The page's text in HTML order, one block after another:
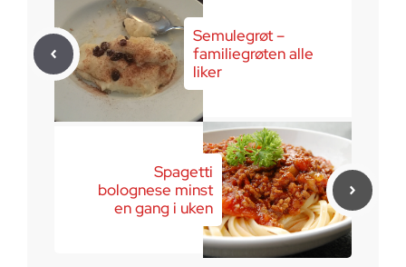
Semulegrøt –
familiegrøten alle
liker
Spagetti
bolognese minst
en gang i uken